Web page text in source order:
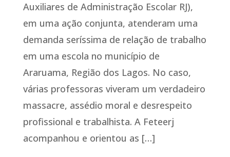
Auxiliares de Administração Escolar RJ),
em uma ação conjunta, atenderam uma
demanda seríssima de relação de trabalho
em uma escola no município de
Araruama, Região dos Lagos. No caso,
várias professoras viveram um verdadeiro
massacre, assédio moral e desrespeito
profissional e trabalhista. A Feteerj
acompanhou e orientou as […]